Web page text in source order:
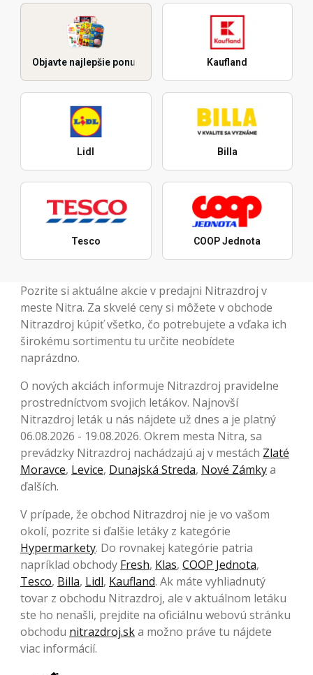
Objavte najlepšie ponuky Kaufland
Lidl Billa
Tesco COOP Jednota
Pozrite si aktuálne akcie v predajni Nitrazdroj v
meste Nitra. Za skvelé ceny si môžete v obchode
Nitrazdroj kúpiť všetko, čo potrebujete a vďaka ich
širokému sortimentu tu určite neobídete
naprázdno.
O nových akciách informuje Nitrazdroj pravidelne
prostredníctvom svojich letákov. Najnovší
Nitrazdroj leták u nás nájdete už dnes a je platný
06.08.2026 - 19.08.2026. Okrem mesta Nitra, sa
prevádzky Nitrazdroj nachádzajú aj v mestách Zlaté
Moravce, Levice, Dunajská Streda, Nové Zámkya
ďalších.
V prípade, že obchod Nitrazdroj nie je vo vašom
okolí, pozrite si ďalšie letáky z kategórie
Hypermarkety. Do rovnakej kategórie patria
napríklad obchody Fresh, Klas, COOP Jednota,
Tesco, Billa, Lidl, Kaufland. Ak máte vyhliadnutý
tovar z obchodu Nitrazdroj, ale v aktuálnom letáku
ste ho nenašli, prejdite na oficiálnu webovú stránku
obchodu nitrazdroj.ska možno práve tu nájdete
viac informácií.